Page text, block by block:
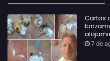
Cartas
Lloret:
7 de